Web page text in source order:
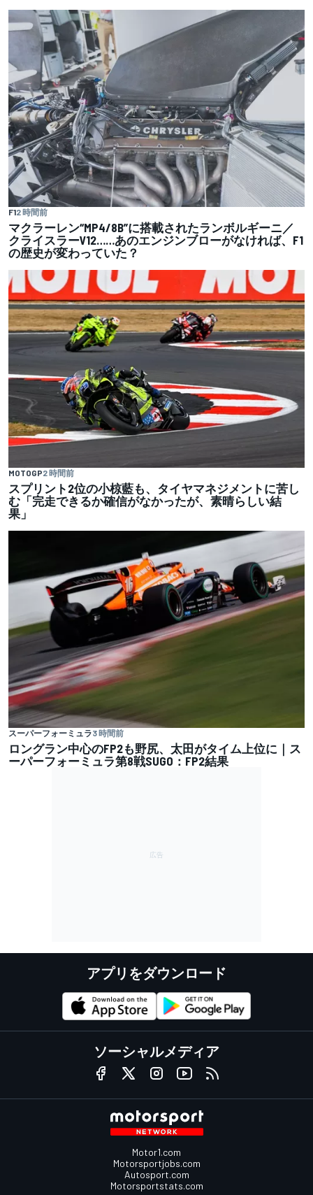
F12 時間前
マクラーレン“MP4/8B”に搭載されたランボルギーニ／
クライスラーV12……あのエンジンブローがなければ、F1
の歴史が変わっていた？
MOTOGP2 時間前
スプリント2位の小椋藍も、タイヤマネジメントに苦し
む「完走できるか確信がなかったが、素晴らしい結
果」
スーパーフォーミュラ3 時間前
ロングラン中心のFP2も野尻、太田がタイム上位に｜ス
ーパーフォーミュラ第8戦SUGO：FP2結果
アプリをダウンロード
ソーシャルメディア
Motor1.com
Motorsportjobs.com
Autosport.com
Motorsportstats.com